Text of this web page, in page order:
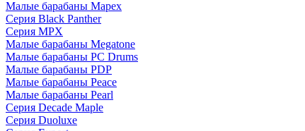
Малые барабаны Mapex
Серия Black Panther
Серия MPX
Малые барабаны Megatone
Малые барабаны PC Drums
Малые барабаны PDP
Малые барабаны Peace
Малые барабаны Pearl
Серия Decade Maple
Серия Duoluxe